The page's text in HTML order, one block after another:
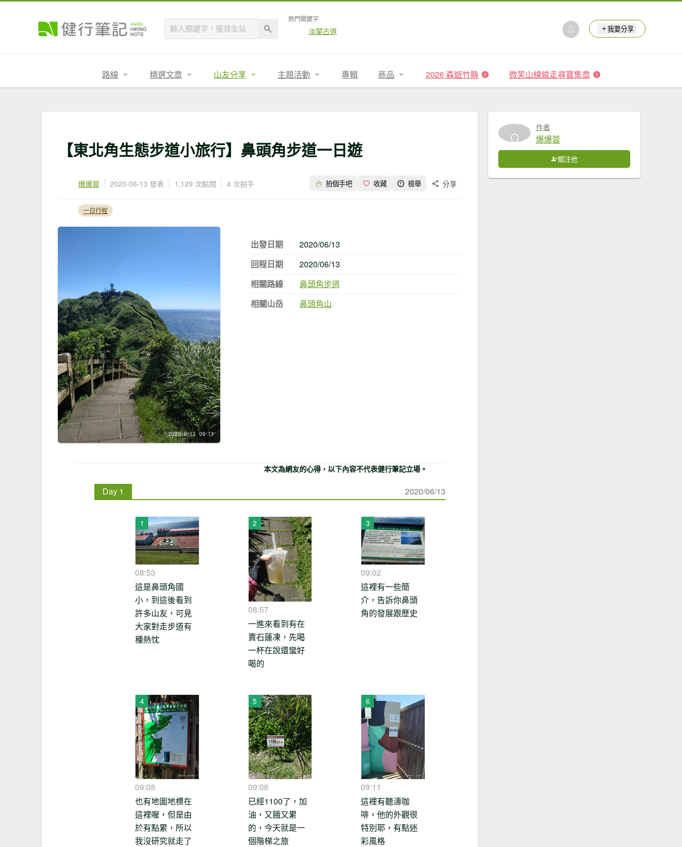
熱門關鍵字
淡蘭古道 我要分享
路線 精選文章 山友分享 主題活動 專輯 商品 2026 森遊竹縣 微笑山線縱走尋寶集章
【東北角生態步道小旅行】鼻頭角步道一日遊
爆爆蓉 2020-06-13 發表 1,129 次點閱 4 次拍手 拍個手吧 收藏 檢舉 分享
一日行程
出發日期
2020/06/13
回程日期
2020/06/13
相關路線
鼻頭角步道
相關山岳
鼻頭角山
本文為網友的心得，以下內容不代表健行筆記立場。
Day 1 2020/06/13
08:53
這是鼻頭角國
小，到這後看到
許多山友，可見
大家對走步道有
種熱忱
08:57
一進來看到有在
賣石蓮凍，先喝
一杯在說還蠻好
喝的
09:02
這裡有一些簡
介，告訴你鼻頭
角的發展跟歷史
09:08
也有地圖地標在
這裡喔，但是由
於有點累，所以
我沒研究就走了
09:08
已經1100了，加
油，又餓又累
的，今天就是一
個階梯之旅
09:11
這裡有聽濤咖
啡，他的外觀很
特別耶，有點迷
彩風格
作者
爆爆蓉
關注他